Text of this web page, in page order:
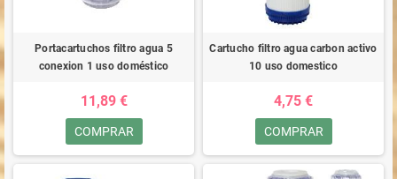
Portacartuchos filtro agua 5
conexion 1 uso doméstico
11,89 €
COMPRAR
Cartucho filtro agua carbon activo
10 uso domestico
4,75 €
COMPRAR